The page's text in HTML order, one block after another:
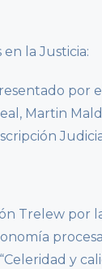
en la Justicia:
Martin
Trelew por
y